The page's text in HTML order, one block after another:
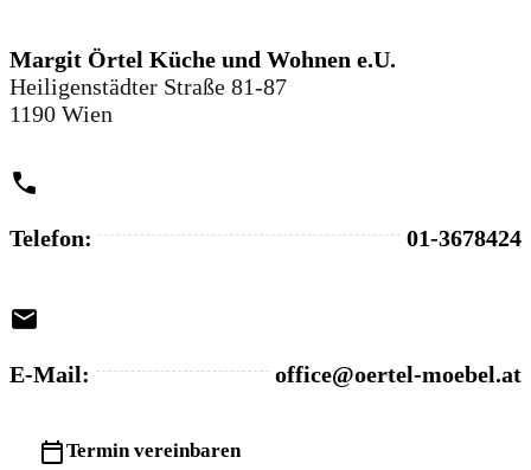
Margit Örtel Küche und Wohnen e.U.
Heiligenstädter Straße 81-87
1190 Wien

Telefon: 01-3678424

E-Mail: office@oertel-moebel.at
Termin vereinbaren